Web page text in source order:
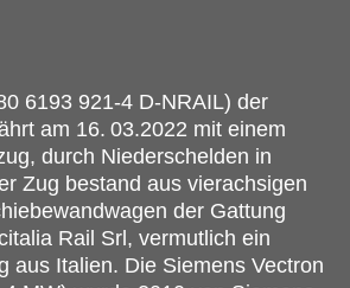
6193 921-4 D-NRAIL) der
am 16. 03.2022 mit einem
durch Niederschelden in
Zug bestand aus vierachsigen
der Gattung
Rail Srl, vermutlich ein
aus Italien. Die Siemens Vectron